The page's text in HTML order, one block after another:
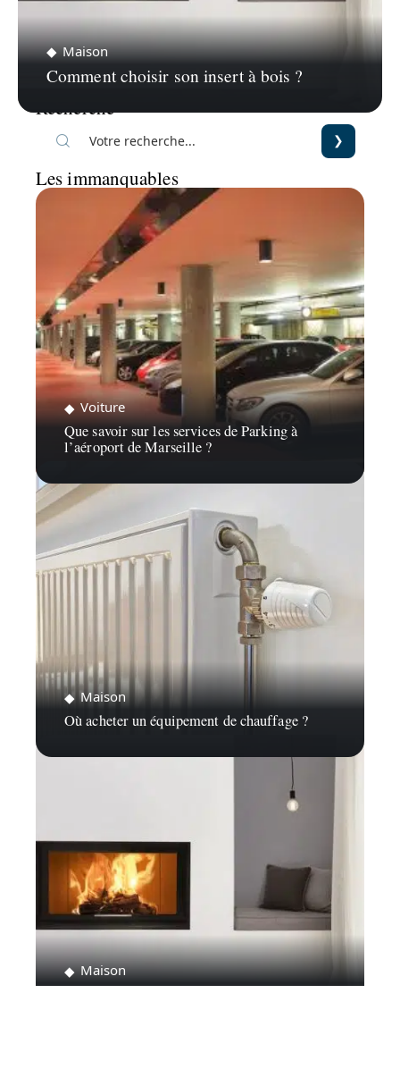
Maison
Comment choisir son insert à bois ?
Recherche
Les immanquables
Voiture
Que savoir sur les services de Parking à
l’aéroport de Marseille ?
Maison
Où acheter un équipement de chauffage ?
Maison